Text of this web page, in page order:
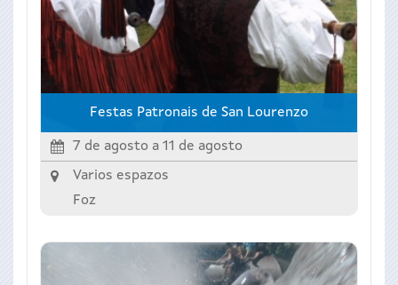
Festas Patronais de San Lourenzo
7 de agosto a 11 de agosto
Varios espazos
Foz